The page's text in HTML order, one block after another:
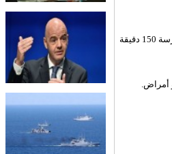
وتوصي منظمة الصحة العالمية، ووزارة الصحة والخدمات الإنسانية الأميركية، والكلية الأميركية للطب الرياضي، بأن يسعى البالغون إلى ممارسة 150 دقيقة